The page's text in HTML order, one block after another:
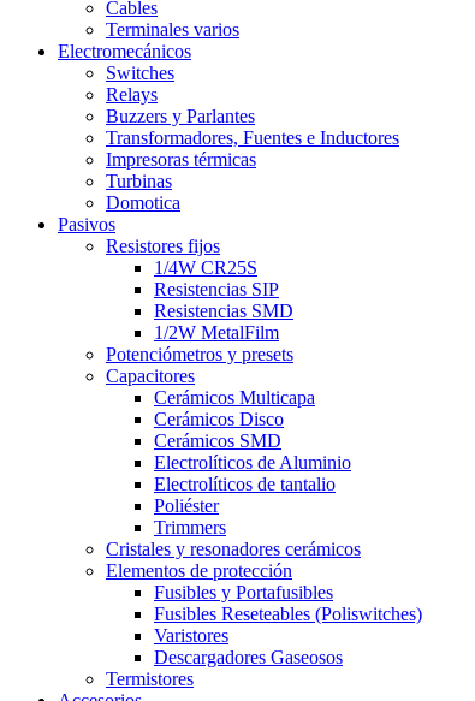
Cables
Terminales varios
Electromecánicos
Switches
Relays
Buzzers y Parlantes
Transformadores, Fuentes e Inductores
Impresoras térmicas
Turbinas
Domotica
Pasivos
Resistores fijos
1/4W CR25S
Resistencias SIP
Resistencias SMD
1/2W MetalFilm
Potenciómetros y presets
Capacitores
Cerámicos Multicapa
Cerámicos Disco
Cerámicos SMD
Electrolíticos de Aluminio
Electrolíticos de tantalio
Poliéster
Trimmers
Cristales y resonadores cerámicos
Elementos de protección
Fusibles y Portafusibles
Fusibles Reseteables (Poliswitches)
Varistores
Descargadores Gaseosos
Termistores